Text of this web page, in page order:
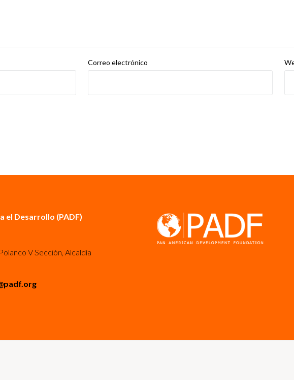
Correo electrónico
el Desarrollo (PADF)
V Sección, Alcaldía